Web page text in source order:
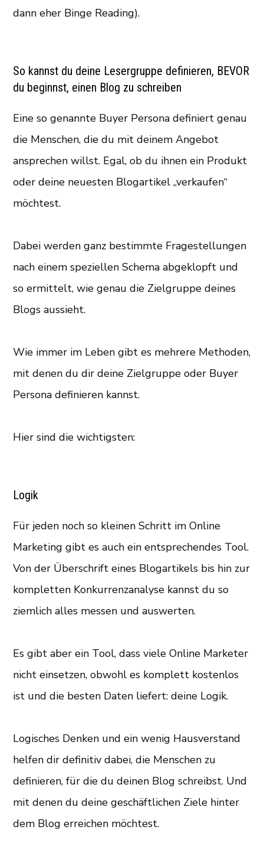
dann eher Binge Reading).
So kannst du deine Lesergruppe definieren, BEVOR
du beginnst, einen Blog zu schreiben
Eine so genannte Buyer Persona definiert genau
die Menschen, die du mit deinem Angebot
ansprechen willst. Egal, ob du ihnen ein Produkt
oder deine neuesten Blogartikel „verkaufen“
möchtest.
Dabei werden ganz bestimmte Fragestellungen
nach einem speziellen Schema abgeklopft und
so ermittelt, wie genau die Zielgruppe deines
Blogs aussieht.
Wie immer im Leben gibt es mehrere Methoden,
mit denen du dir deine Zielgruppe oder Buyer
Persona definieren kannst.
Hier sind die wichtigsten:
Logik
Für jeden noch so kleinen Schritt im Online
Marketing gibt es auch ein entsprechendes Tool.
Von der Überschrift eines Blogartikels bis hin zur
kompletten Konkurrenzanalyse kannst du so
ziemlich alles messen und auswerten.
Es gibt aber ein Tool, dass viele Online Marketer
nicht einsetzen, obwohl es komplett kostenlos
ist und die besten Daten liefert: deine Logik.
Logisches Denken und ein wenig Hausverstand
helfen dir definitiv dabei, die Menschen zu
definieren, für die du deinen Blog schreibst. Und
mit denen du deine geschäftlichen Ziele hinter
dem Blog erreichen möchtest.